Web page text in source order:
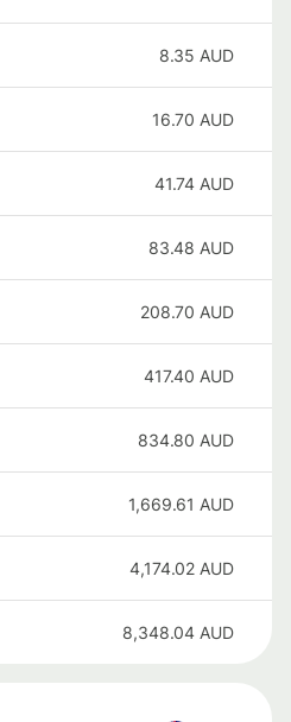
8.35 AUD
16.70 AUD
41.74 AUD
83.48 AUD
208.70 AUD
417.40 AUD
834.80 AUD
1,669.61 AUD
4,174.02 AUD
8,348.04 AUD